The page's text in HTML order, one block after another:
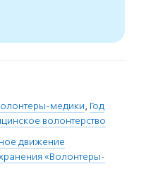
медики, Год
волонтерство
движение
«Волонтеры-